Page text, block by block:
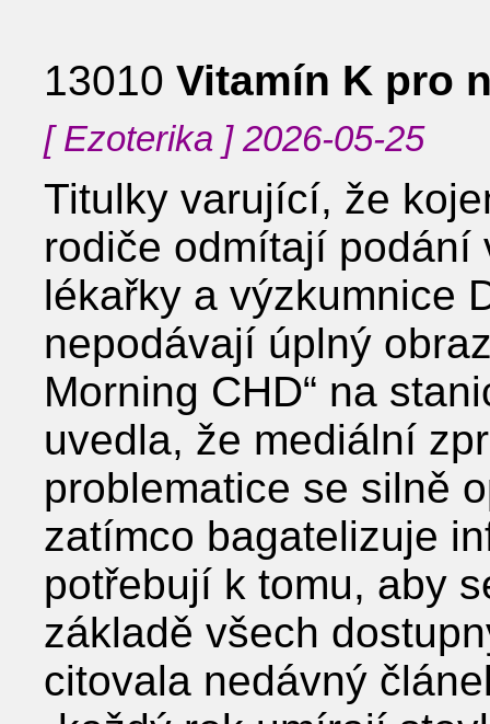
13010 Vitamín K pro
[ Ezoterika ] 2026-05-25
Titulky varující, že
rodiče odmítají podání
lékařky a výzkumnice
nepodávají úplný
Morning CHD“ na
uvedla, že mediální
problematice se silně
zatímco bagatelizuje
potřebují k tomu, aby
základě všech
citovala nedávný